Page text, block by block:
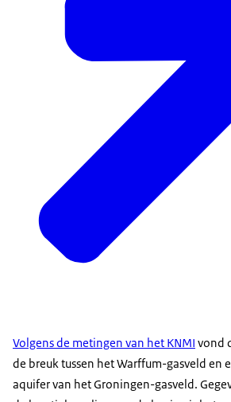
Volgens de metingen van het KNMI vond
de breuk tussen het Warffum-gasveld en
aquifer van het Groningen-gasveld.